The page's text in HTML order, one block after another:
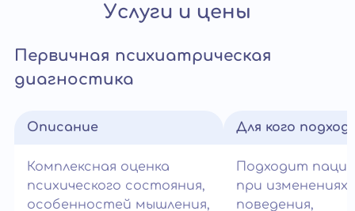
Услуги и цены
Первичная психиатрическая
диагностика
Описание
Комплексная оценка
психического состояния,
особенностей мышления,
Для кого
Подходит
при изменениях
поведения,